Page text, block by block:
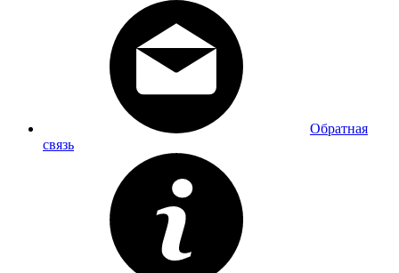
Обратная
связь